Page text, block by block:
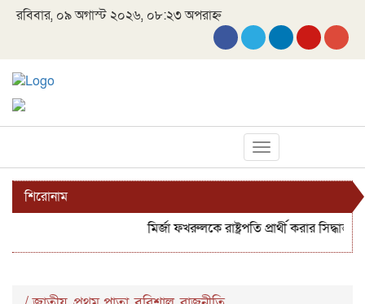
রবিবার, ০৯ অগাস্ট ২০২৬, ০৮:২৩ অপরাহ্ন
Toggle
navigation
শিরোনাম
মির্জা ফখরুলকে রাষ্ট্রপতি প্রার্থী করার সিদ্ধান্ত